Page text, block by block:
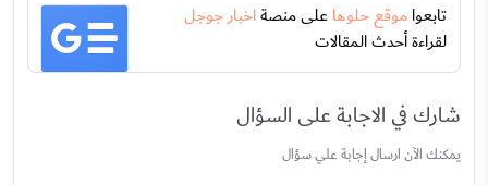
تابعواموقع حلوهاعلى منصةاخبار جوجل
لقراءة أحدث المقالات
شارك في الاجابة على السؤال
يمكنك الآن ارسال إجابة علي سؤال